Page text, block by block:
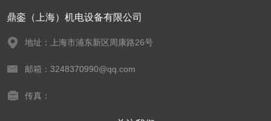
鼎銮（上海）机电设备有限公司
地址：上海市浦东新区周康路26号
邮箱：3248370990@qq.com
传真：